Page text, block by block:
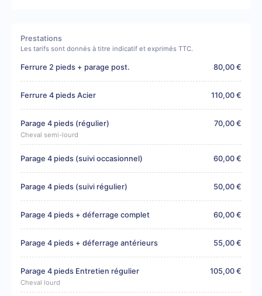
Prestations
Les tarifs sont donnés à titre indicatif et exprimés TTC.
Ferrure 2 pieds + parage post. 80,00 €
Ferrure 4 pieds Acier 110,00 €
Parage 4 pieds (régulier)
Cheval semi-lourd
70,00 €
Parage 4 pieds (suivi occasionnel) 60,00 €
Parage 4 pieds (suivi régulier) 50,00 €
Parage 4 pieds + déferrage complet 60,00 €
Parage 4 pieds + déferrage antérieurs 55,00 €
Parage 4 pieds Entretien régulier
Cheval lourd
105,00 €